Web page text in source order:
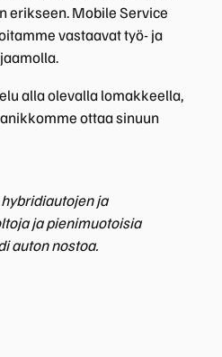
erikseen. Mobile Service
vastaavat työ- ja
alla olevalla lomakkeella,
ottaa sinuun
ja
ja pienimuotoisia
auton nostoa.